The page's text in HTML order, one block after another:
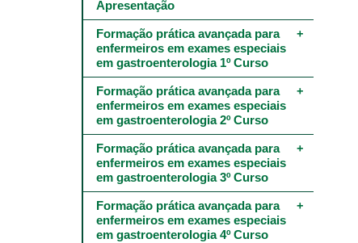
navigation
5º
níveis
Apresentação
Formação prática avançada para
enfermeiros em exames especiais
em gastroenterologia 1º Curso
Formação prática avançada para
enfermeiros em exames especiais
em gastroenterologia 2º Curso
Formação prática avançada para
enfermeiros em exames especiais
em gastroenterologia 3º Curso
Formação prática avançada para
enfermeiros em exames especiais
em gastroenterologia 4º Curso